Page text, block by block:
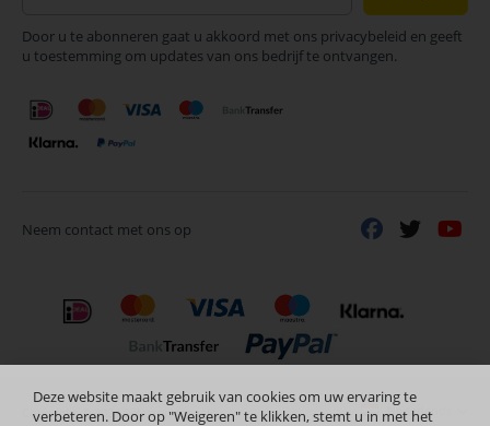
onze
nieuwsbrief
Door u te abonneren gaat u akkoord met ons privacybeleid en geeft
u toestemming om updates van ons bedrijf te ontvangen.
Neem contact met ons op
Deze website maakt gebruik van cookies om uw ervaring te
verbeteren. Door op "Weigeren" te klikken, stemt u in met het
Copyright © 2024 Selectra Hengelo Nederlands